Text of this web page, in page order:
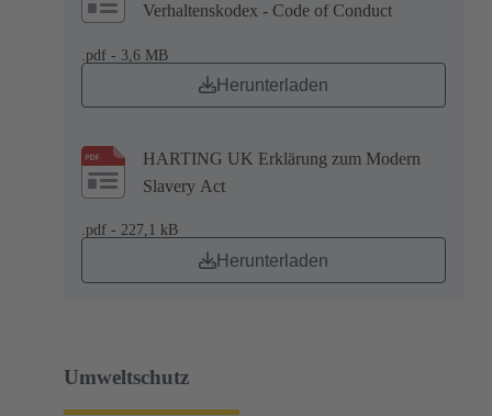
Verhaltenskodex - Code of Conduct
.pdf - 3,6 MB
Herunterladen
HARTING UK Erklärung zum Modern
Slavery Act
.pdf - 227,1 kB
Herunterladen
Umweltschutz